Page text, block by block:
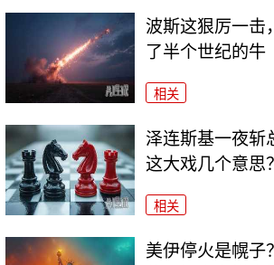
波斯这狠厉一击
了半个世纪的牛
相关
泽连斯基一夜斩
这大戏几个意思？
相关
美伊停火是幌子